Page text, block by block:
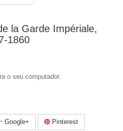
la Garde Impériale,
1860
o seu computador.
Google+ Pinterest